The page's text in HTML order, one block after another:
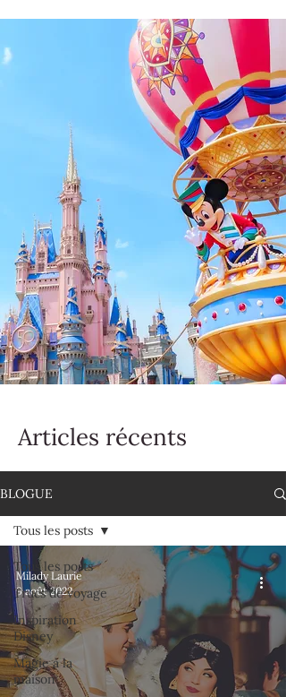
Articles récents
BLOGUE
Tous les posts
Trucs de voyage
Inspiration
Disney
Magie à la
maison
Tous les posts
Milady Laurie
9 août 2022